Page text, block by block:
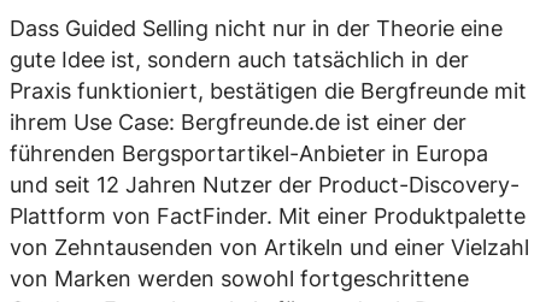
Dass Guided Selling nicht nur in der Theorie eine
gute Idee ist, sondern auch tatsächlich in der
Praxis funktioniert, bestätigen die Bergfreunde mit
ihrem Use Case: Bergfreunde.de ist einer der
führenden Bergsportartikel-Anbieter in Europa
und seit 12 Jahren Nutzer der Product-Discovery-
Plattform von FactFinder. Mit einer Produktpalette
von Zehntausenden von Artikeln und einer Vielzahl
von Marken werden sowohl fortgeschrittene